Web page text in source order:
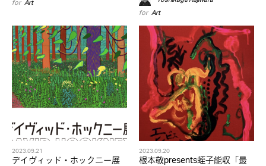
for Art
2023.09.21
デイヴィッド・ホックニー展
2023.09.20
根本敬presents蛭⼦能収「最